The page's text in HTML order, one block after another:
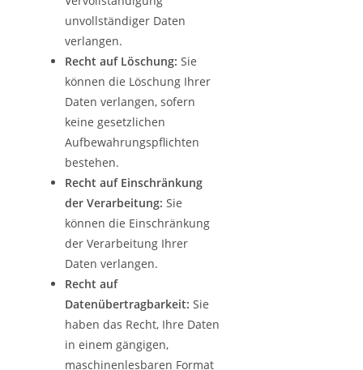
unvollständiger Daten
verlangen.
Recht auf Löschung: Sie
können die Löschung Ihrer
Daten verlangen, sofern
keine gesetzlichen
Aufbewahrungspflichten
bestehen.
Recht auf Einschränkung
der Verarbeitung: Sie
können die Einschränkung
der Verarbeitung Ihrer
Daten verlangen.
Recht auf
Datenübertragbarkeit: Sie
haben das Recht, Ihre Daten
in einem gängigen,
maschinenlesbaren Format